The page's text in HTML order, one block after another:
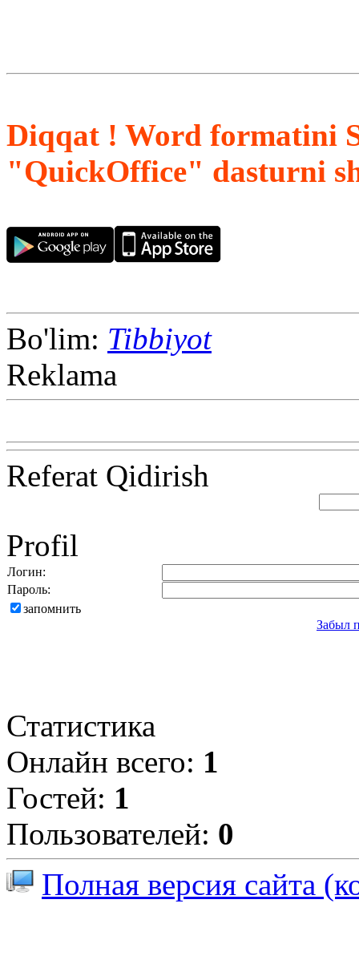
Diqqat ! Word formatini
"QuickOffice" dasturni
Bo'lim: Tibbiyot
Reklama
Referat Qidirish
Profil
Логин:
Пароль:
запомнить
Забыл
Статистика
Онлайн всего: 1
Гостей: 1
Пользователей: 0
Полная версия сайта